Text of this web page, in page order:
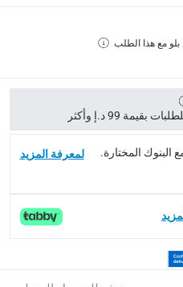
التي تحتاج تركيب: خلال 2 إلى 4 أيام عمل
خدمة “انقر واستلم” لمنتجات
بلو مع هذا الطلب
99 د.إ وأكثر
البنوك المختارة. لمعرفة المزيد